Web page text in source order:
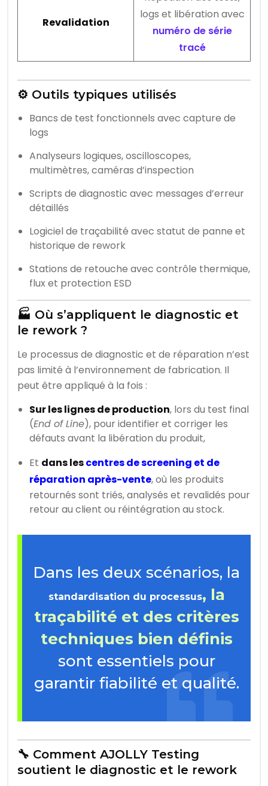
Revalidation
logs et libération avec
numéro de série
tracé
⚙️ Outils typiques utilisés
Bancs de test fonctionnels avec capture de
logs
Analyseurs logiques, oscilloscopes,
multimètres, caméras d’inspection
Scripts de diagnostic avec messages d’erreur
détaillés
Logiciel de traçabilité avec statut de panne et
historique de rework
Stations de retouche avec contrôle thermique,
flux et protection ESD
🏭 Où s’appliquent le diagnostic et
le rework ?
Le processus de diagnostic et de réparation n’est
pas limité à l’environnement de fabrication. Il
peut être appliqué à la fois :
Sur les lignes de production, lors du test final
(End of Line), pour identifier et corriger les
défauts avant la libération du produit,
Et dans lescentres de screening et de
réparation après-vente, où les produits
retournés sont triés, analysés et revalidés pour
retour au client ou réintégration au stock.
Dans les deux scénarios, la
standardisation du processus, la
traçabilité et des critères
techniques bien définis
sont essentiels pour
garantir fiabilité et qualité.
🔧 Comment AJOLLY Testing
soutient le diagnostic et le rework